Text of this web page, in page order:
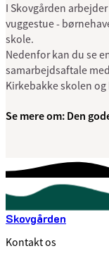
I Skovgården
vuggestue -
skole.
Nedenfor kan du se
samarbejdsaftale
Kirkebakke skolen
Se mere om: Den
Skovgården
Kontakt os